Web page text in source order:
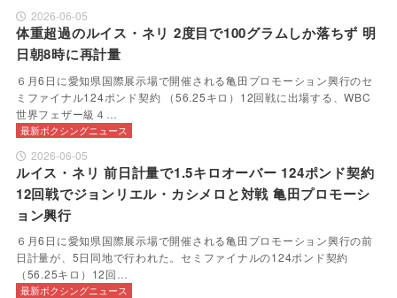
2026-06-05
体重超過のルイス・ネリ 2度目で100グラムしか落ちず 明
日朝8時に再計量
６月6日に愛知県国際展示場で開催される亀田プロモーション興行のセ
ミファイナル124ポンド契約 （56.25キロ）12回戦に出場する、WBC
世界フェザー級４…
最新ボクシングニュース
2026-06-05
ルイス・ネリ 前日計量で1.5キロオーバー 124ポンド契約
12回戦でジョンリエル・カシメロと対戦 亀田プロモーシ
ョン興行
６月6日に愛知県国際展示場で開催される亀田プロモーション興行の前
日計量が、5日同地で行われた。セミファイナルの124ポンド契約
（56.25キロ）12回…
最新ボクシングニュース